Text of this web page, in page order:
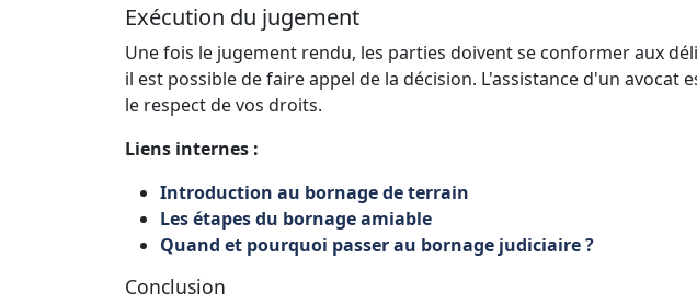
Exécution du jugement
Une fois le jugement rendu, les parties doivent se conformer aux
il est possible de faire appel de la décision. L'assistance d'un avocat
le respect de vos droits.
Liens internes :
Introduction au bornage de terrain
Les étapes du bornage amiable
Quand et pourquoi passer au bornage judiciaire ?
Conclusion